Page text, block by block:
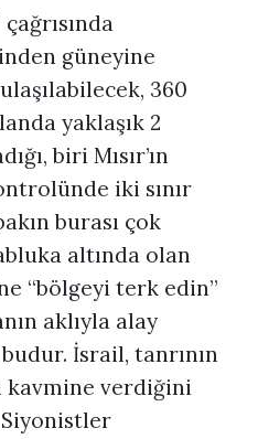
güneyine
360
yaklaşık 2
biri Mısır’ın
iki sınır
burası çok
altında olan
“bölgeyi terk edin”
aklıyla alay
İsrail, tanrının
kavmine verdiğini